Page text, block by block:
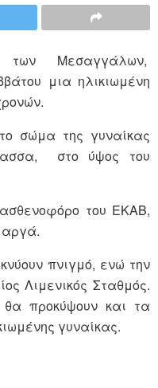
Μεσαγγάλων,
μια ηλικιωμένη
σώμα της γυναίκας
στο ύψος του
του ΕΚΑΒ,
αργά.
πνιγμό, ενώ την
Λιμενικός Σταθμός.
προκύψουν και τα
γυναίκας.